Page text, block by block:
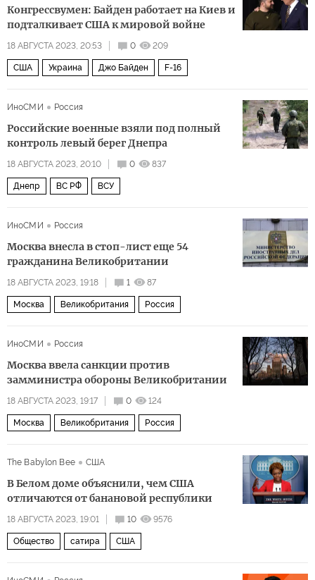
Конгрессвумен: Байден работает на Киев и
подталкивает США к мировой войне
18 АВГУСТА 2023, 20:53 0 209
США Украина Джо Байден F-16
ИноСМИ Россия
Российские военные взяли под полный
контроль левый берег Днепра
18 АВГУСТА 2023, 20:10 0 837
Днепр ВС РФ ВСУ
ИноСМИ Россия
Москва внесла в стоп-лист еще 54
гражданина Великобритании
18 АВГУСТА 2023, 19:18 1 87
Москва Великобритания Россия
ИноСМИ Россия
Москва ввела санкции против
замминистра обороны Великобритании
18 АВГУСТА 2023, 19:17 0 124
Москва Великобритания Россия
The Babylon Bee США
В Белом доме объяснили, чем США
отличаются от банановой республики
18 АВГУСТА 2023, 19:01 10 9576
Общество сатира США